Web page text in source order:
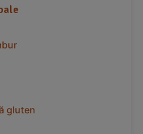
gluten